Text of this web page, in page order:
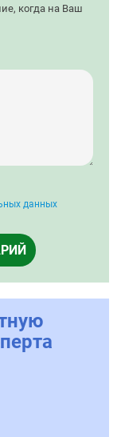
когда на Ваш
данных